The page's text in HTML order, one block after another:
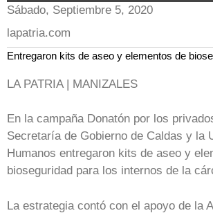
Sábado, Septiembre 5, 2020
lapatria.com
Entregaron kits de aseo y elementos de
LA PATRIA | MANIZALES
En la campaña Donatón por los
Secretaría de Gobierno de Caldas y la
Humanos entregaron kits de aseo y
bioseguridad para los internos de la
La estrategia contó con el apoyo de la